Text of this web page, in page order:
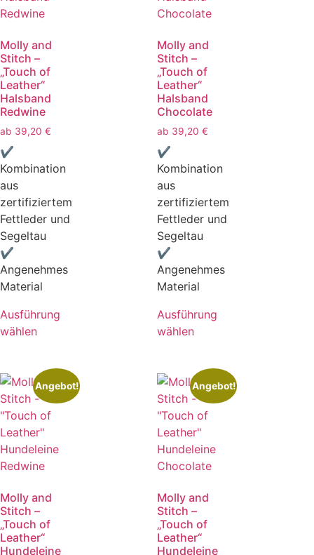
Molly and
Stitch –
„Touch of
Leather“
Halsband
Redwine
ab 39,20 €
✔
Kombination
aus
zertifiziertem
Fettleder und
Segeltau
✔
Angenehmes
Material
Ausführung
wählen
Molly and
Stitch –
„Touch of
Leather“
Halsband
Chocolate
ab 39,20 €
✔
Kombination
aus
zertifiziertem
Fettleder und
Segeltau
✔
Angenehmes
Material
Ausführung
wählen
Angebot!
Molly and
Stitch –
„Touch of
Leather“
Hundeleine
Angebot!
Molly and
Stitch –
„Touch of
Leather“
Hundeleine